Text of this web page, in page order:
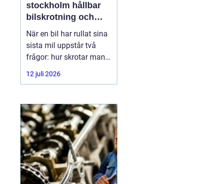
stockholm hållbar
bilskrotning och
smart reservdelsjakt
När en bil har rullat sina
sista mil uppstår två
frågor: hur skrotar man
den på ett korrekt sätt,
och hur tar man tillvara
fortfarande fungerar? I
storstadsområdet kring
Stockholm har behovet
av
12 juli 2026